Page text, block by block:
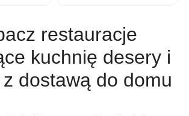
restauracje
kuchnię desery i
dostawą do domu